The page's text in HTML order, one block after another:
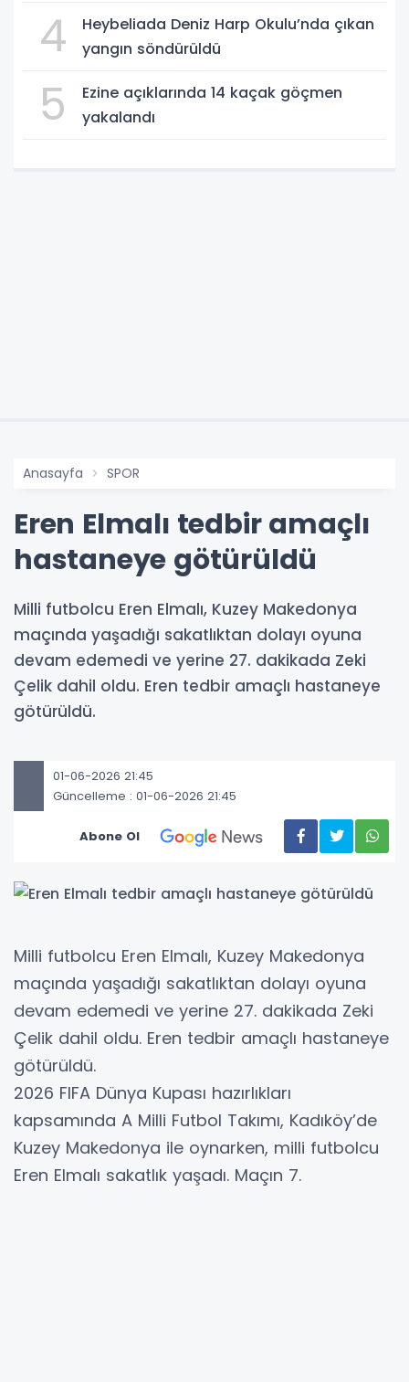
4
Heybeliada Deniz Harp Okulu’nda çıkan
yangın söndürüldü
5
Ezine açıklarında 14 kaçak göçmen
yakalandı
Anasayfa SPOR
Eren Elmalı tedbir amaçlı
hastaneye götürüldü
Milli futbolcu Eren Elmalı, Kuzey Makedonya
maçında yaşadığı sakatlıktan dolayı oyuna
devam edemedi ve yerine 27. dakikada Zeki
Çelik dahil oldu. Eren tedbir amaçlı hastaneye
götürüldü.
01-06-2026 21:45
Güncelleme : 01-06-2026 21:45
Abone Ol
Milli futbolcu Eren Elmalı, Kuzey Makedonya
maçında yaşadığı sakatlıktan dolayı oyuna
devam edemedi ve yerine 27. dakikada Zeki
Çelik dahil oldu. Eren tedbir amaçlı hastaneye
götürüldü.
2026 FIFA Dünya Kupası hazırlıkları
kapsamında A Milli Futbol Takımı, Kadıköy’de
Kuzey Makedonya ile oynarken, milli futbolcu
Eren Elmalı sakatlık yaşadı. Maçın 7.